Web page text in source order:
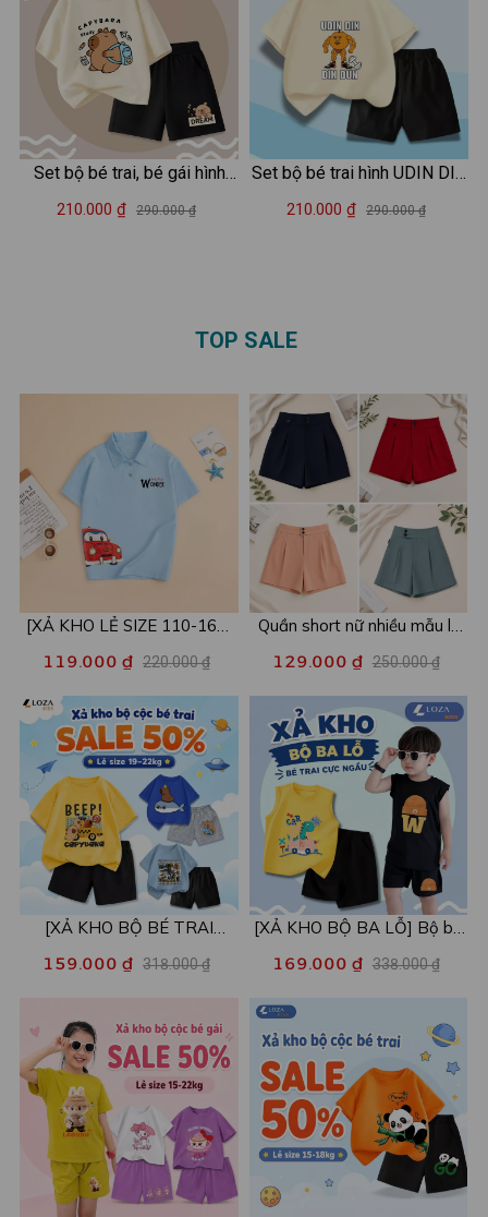
Set bộ bé trai, bé gái hình
capybara đeo cặp - Loza
210.000 ₫ 290.000 ₫
Set bộ bé trai hình UDIN DIN
DIN DUN - Loza Kids SB414
210.000 ₫ 290.000 ₫
[XẢ KHO LẺ SIZE 110-160]
mẫu - Áo trẻ em từ 15-42kg
- Loza Kids XPL001
119.000 ₫ 220.000 ₫
Quần short nữ nhiều mẫu lẻ
còn 99k/c - Loza XA016
129.000 ₫ 250.000 ₫
[XẢ KHO BỘ BÉ TRAI
nhiều mẫu - Quần áo bé trai
XB003
159.000 ₫ 318.000 ₫
[XẢ KHO BỘ BA LỖ] Bộ ba
size từ 15-40kg - Quần áo
bé trai - Loza Kids XABL01
169.000 ₫ 338.000 ₫
TOP SALE